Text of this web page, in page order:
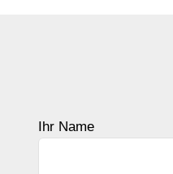
Ihr Name